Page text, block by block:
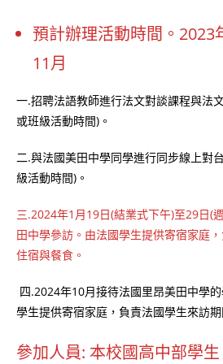
預計辦理活動時間。2023
11月
一.招聘法語教師進行法文對談課程與法
或班級活動時間)。
二.與法國美田中學同學進行同步線上對
級活動時間)。
三.2024年1月19日(結業式下午)至29日(
田中學參訪。由法國學生提供寄宿家庭
住宿與餐食。
四.2024年10月接待法國里昂美田中學
學生提供寄宿家庭，負責法國學生來訪
參加人員: 本校國高中部學